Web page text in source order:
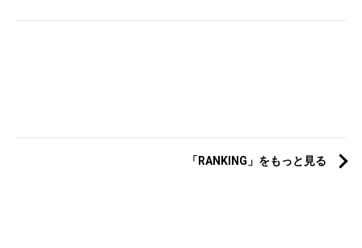
「RANKING」をもっと見る